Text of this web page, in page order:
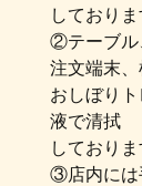
しておりま
②テーブル
注文端末、
おしぼり
液で清拭
しておりま
③店内には